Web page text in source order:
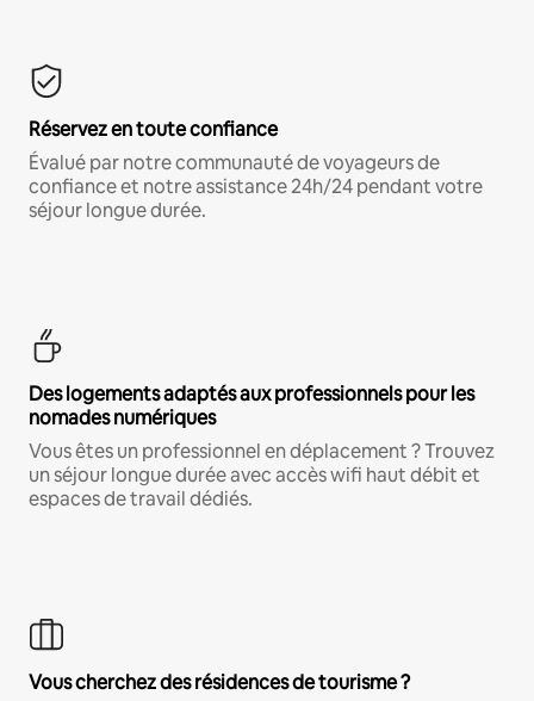
Réservez en toute confiance
Évalué par notre communauté de voyageurs de
confiance et notre assistance 24h/24 pendant votre
séjour longue durée.
Des logements adaptés aux professionnels pour les
nomades numériques
Vous êtes un professionnel en déplacement ? Trouvez
un séjour longue durée avec accès wifi haut débit et
espaces de travail dédiés.
Vous cherchez des résidences de tourisme ?